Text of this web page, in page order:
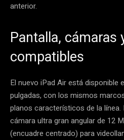
anterior.
Pantalla, cámaras
compatibles
El nuevo iPad Air está disponible
pulgadas, con los mismos
planos característicos de la línea.
cámara ultra gran angular de 12
(encuadre centrado) para